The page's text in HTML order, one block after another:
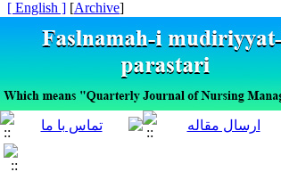
[
Archive
]
[ English ]